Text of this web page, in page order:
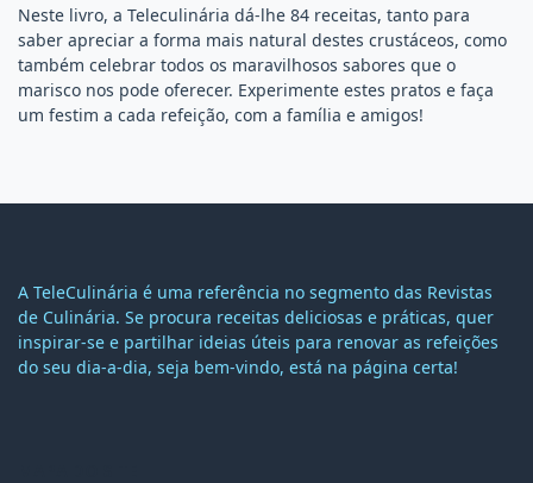
Neste livro, a Teleculinária dá-lhe 84 receitas, tanto para
saber apreciar a forma mais natural destes crustáceos, como
também celebrar todos os maravilhosos sabores que o
marisco nos pode oferecer. Experimente estes pratos e faça
um festim a cada refeição, com a família e amigos!
A TeleCulinária é uma referência no segmento das Revistas
de Culinária. Se procura receitas deliciosas e práticas, quer
inspirar-se e partilhar ideias úteis para renovar as refeições
do seu dia-a-dia, seja bem-vindo, está na página certa!